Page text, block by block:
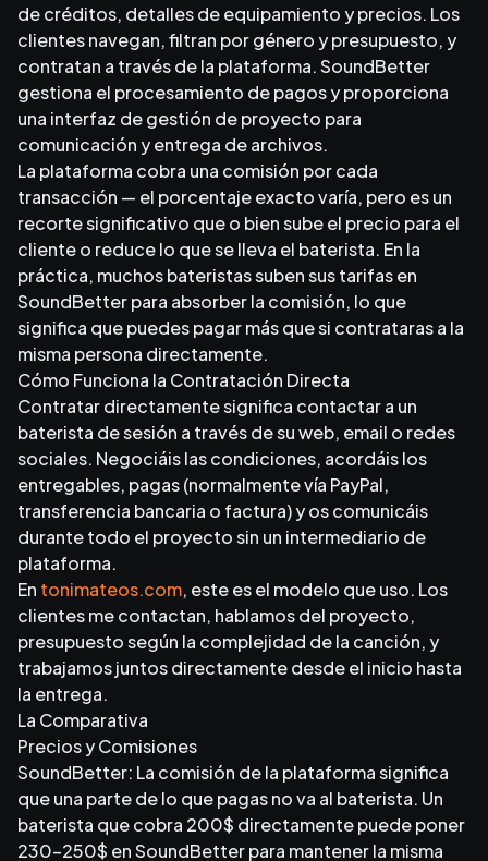
de créditos, detalles de equipamiento y precios. Los
clientes navegan, filtran por género y presupuesto, y
contratan a través de la plataforma. SoundBetter
gestiona el procesamiento de pagos y proporciona
una interfaz de gestión de proyecto para
comunicación y entrega de archivos.
La plataforma cobra una comisión por cada
transacción — el porcentaje exacto varía, pero es un
recorte significativo que o bien sube el precio para el
cliente o reduce lo que se lleva el baterista. En la
práctica, muchos bateristas suben sus tarifas en
SoundBetter para absorber la comisión, lo que
significa que puedes pagar más que si contrataras a la
misma persona directamente.
Cómo Funciona la Contratación Directa
Contratar directamente significa contactar a un
baterista de sesión a través de su web, email o redes
sociales. Negociáis las condiciones, acordáis los
entregables, pagas (normalmente vía PayPal,
transferencia bancaria o factura) y os comunicáis
durante todo el proyecto sin un intermediario de
plataforma.
En tonimateos.com, este es el modelo que uso. Los
clientes me contactan, hablamos del proyecto,
presupuesto según la complejidad de la canción, y
trabajamos juntos directamente desde el inicio hasta
la entrega.
La Comparativa
Precios y Comisiones
SoundBetter: La comisión de la plataforma significa
que una parte de lo que pagas no va al baterista. Un
baterista que cobra 200$ directamente puede poner
230-250$ en SoundBetter para mantener la misma